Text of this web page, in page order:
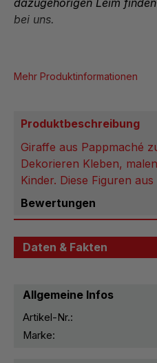
dazugehörigen Leim
bei uns.
Mehr Produktinformationen
Produktbeschreibung
Giraffe aus Pappmaché
Dekorieren Kleben,
Kinder. Diese Figuren
Bewertungen
Daten & Fakten
Allgemeine Infos
Artikel-Nr.:
Marke: